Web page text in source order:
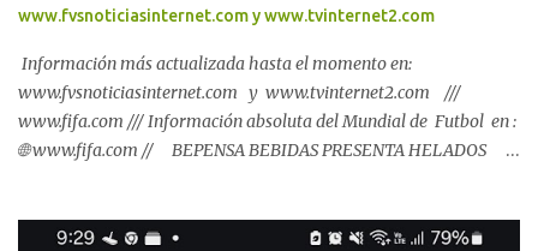
biene...
www.fvsnoticiasinternet.com y www.tvinternet2.com
Información más actualizada hasta el momento en:
www.fvsnoticiasinternet.com y www.tvinternet2.com ///
www.fifa.com /// Información absoluta del Mundial de Futbol en :
🌐 www.fifa.com // BEPENSA BEBIDAS PRESENTA HELADOS